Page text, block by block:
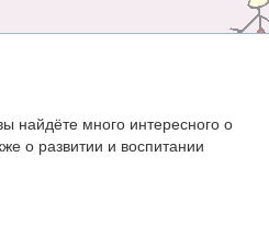
найдёте много интересного о
о развитии и воспитании